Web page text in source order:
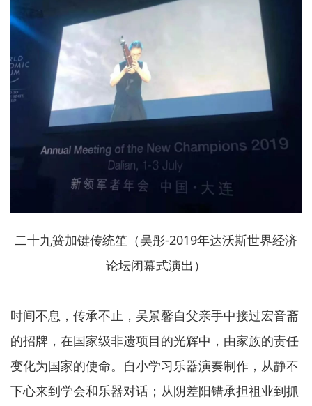
二十九簧加键传统笙（吴彤-2019年达沃斯世界经济
论坛闭幕式演出）
时间不息，传承不止，吴景馨自父亲手中接过宏音斋
的招牌，在国家级非遗项目的光辉中，由家族的责任
变化为国家的使命。自小学习乐器演奏制作，从静不
下心来到学会和乐器对话；从阴差阳错承担祖业到抓